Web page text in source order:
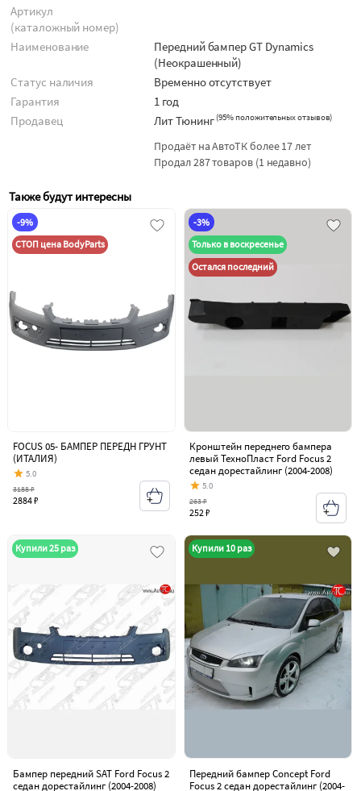
Артикул
(каталожный номер)
Наименование
Передний бампер GT Dynamics
(Неокрашенный)
Статус наличия
Временно отсутствует
Гарантия
1 год
Продавец
Лит Тюнинг (95% положительных отзывов)
Продаёт на АвтоТК более 17 лет
Продал 287 товаров (1 недавно)
Также будут интересны
-9%
СТОП цена BodyParts
FOCUS 05- БАМПЕР ПЕРЕДН ГРУНТ
(ИТАЛИЯ)
5.0
2884 ₽
3188 ₽
-3%
Только в воскресенье
Остался последний
Кронштейн переднего бампера
левый ТехноПласт Ford Focus 2
седан дорестайлинг (2004-2008)
5.0
252 ₽
263 ₽
Купили 25 раз
Бампер передний SAT Ford Focus 2
седан дорестайлинг (2004-2008)
Купили 10 раз
Передний бампер Concept Ford
Focus 2 седан дорестайлинг (2004-